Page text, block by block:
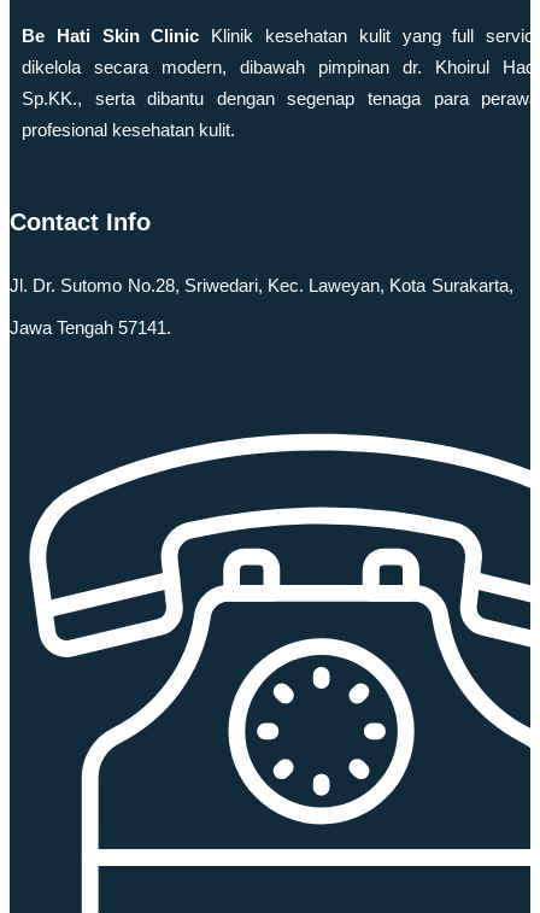
Be Hati Skin Clinic Klinik kesehatan kulit yang full
dikelola secara modern, dibawah pimpinan dr. Khoirul
Sp.KK., serta dibantu dengan segenap tenaga para
profesional kesehatan kulit.
Contact Info
Jl. Dr. Sutomo No.28, Sriwedari, Kec. Laweyan, Kota Surakarta,
Jawa Tengah 57141.